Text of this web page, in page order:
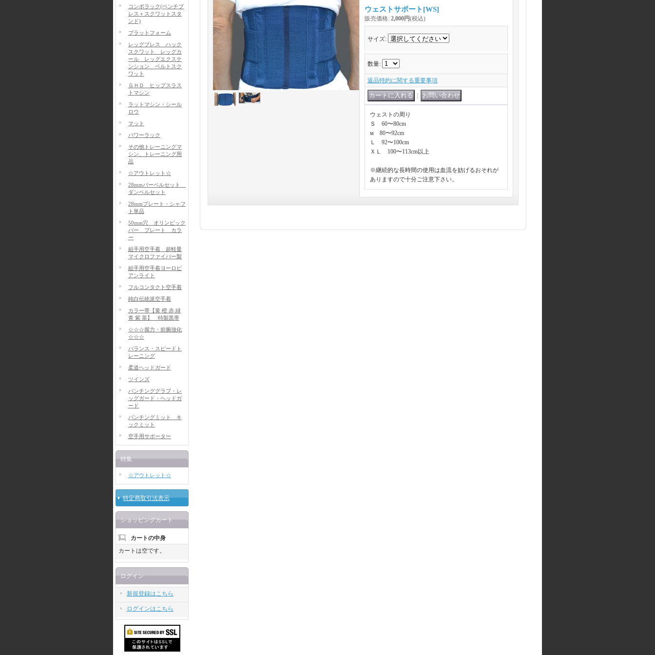
コンボラック(ベンチプ
レス＋スクワットスタ
ンド)
プラットフォーム
レッグプレス ハック
スクワット レッグカ
ール レッグエクステ
ンション ベルトスク
ワット
ＧＨＤ ヒップスラス
トマシン
ラットマシン・シール
ロウ
マット
パワーラック
その他トレーニングマ
シン、トレーニング用
品
☆アウトレット☆
28mmバーベルセット
ダンベルセット
28mmプレート・シャフ
ト単品
50mm穴 オリンピック
バー プレート カラ
ー
組手用空手着 超軽量
マイクロファイバー製
組手用空手着ヨーロピ
アンライト
フルコンタクト空手着
純白伝統派空手着
カラー帯【黄 橙 赤 緑
青 紫 茶】 特製黒帯
☆☆☆握力・前腕強化
☆☆☆
バランス・スピードト
レーニング
柔道ヘッドガード
ツインズ
パンチンググラブ・レ
ッグガード・ヘッドガ
ード
パンチングミット キ
ックミット
空手用サポーター
特集
☆アウトレット☆
特定商取引法表示
ショッピングカート
カートの中身
カートは空です。
ログイン
新規登録はこちら
ログインはこちら
ウェストサポート [WS]
販売価格: 2,000円(税込)
サイズ:
数量:
返品特約に関する重要事項
ウェストの周り
Ｓ 60〜80cm
м 80〜92cm
Ｌ 92〜100cm
ＸＬ 100〜113cm以上
※継続的な長時間の使用は血流を妨げるおそれが
ありますので十分ご注意下さい。